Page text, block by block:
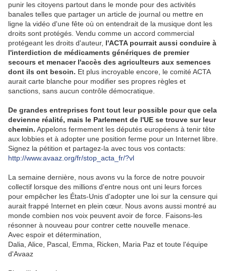
punir les citoyens partout dans le monde pour des activités
banales telles que partager un article de journal ou mettre en
ligne la vidéo d'une fête où on entendrait de la musique dont les
droits sont protégés. Vendu comme un accord commercial
protégeant les droits d'auteur, l'ACTA pourrait aussi conduire à
l'interdiction de médicaments génériques de premier
secours et menacer l'accès des agriculteurs aux semences
dont ils ont besoin. Et plus incroyable encore, le comité ACTA
aurait carte blanche pour modifier ses propres règles et
sanctions, sans aucun contrôle démocratique.
De grandes entreprises font tout leur possible pour que cela
devienne réalité, mais le Parlement de l'UE se trouve sur leur
chemin. Appelons fermement les députés européens à tenir tête
aux lobbies et à adopter une position ferme pour un Internet libre.
Signez la pétition et partagez-la avec tous vos contacts:
http://www.avaaz.org/fr/stop_acta_fr/?vl
La semaine dernière, nous avons vu la force de notre pouvoir
collectif lorsque des millions d'entre nous ont uni leurs forces
pour empêcher les États-Unis d'adopter une loi sur la censure qui
aurait frappé Internet en plein cœur. Nous avons aussi montré au
monde combien nos voix peuvent avoir de force. Faisons-les
résonner à nouveau pour contrer cette nouvelle menace.
Avec espoir et détermination,
Dalia, Alice, Pascal, Emma, Ricken, Maria Paz et toute l'équipe
d'Avaaz